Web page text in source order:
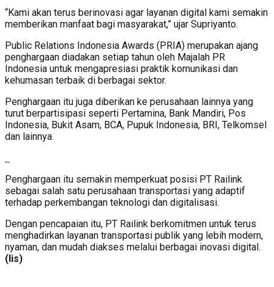
“Kami akan terus berinovasi agar layanan digital kami semakin
memberikan manfaat bagi masyarakat,” ujar Supriyanto.
Public Relations Indonesia Awards (PRIA) merupakan ajang
penghargaan diadakan setiap tahun oleh Majalah PR
Indonesia untuk mengapresiasi praktik komunikasi dan
kehumasan terbaik di berbagai sektor.
Penghargaan itu juga diberikan ke perusahaan lainnya yang
turut berpartisipasi seperti Pertamina, Bank Mandiri, Pos
Indonesia, Bukit Asam, BCA, Pupuk Indonesia, BRI, Telkomsel
dan lainnya.
Penghargaan itu semakin memperkuat posisi PT Railink
sebagai salah satu perusahaan transportasi yang adaptif
terhadap perkembangan teknologi dan digitalisasi.
Dengan pencapaian itu, PT Railink berkomitmen untuk terus
menghadirkan layanan transportasi publik yang lebih modern,
nyaman, dan mudah diakses melalui berbagai inovasi digital.
(lis)